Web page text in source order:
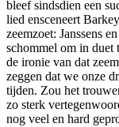
bleef sindsdien een
lied ensceneert
zeemzoet: Janssens
schommel om in duet
de ironie van dat
zeggen dat we onze
tijden. Zou het
zo sterk
nog veel en hard